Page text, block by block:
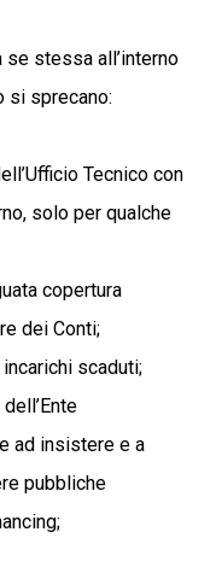
se stessa all’interno
si sprecano:
Tecnico con
solo per qualche
copertura
dei Conti;
scaduti;
ad insistere e a
pubbliche